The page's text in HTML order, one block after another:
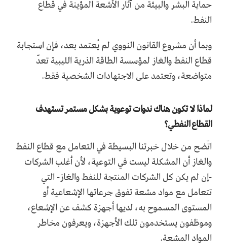
حماية البشر والبيئة من آثار الأشعة المؤينة في قطاع
النفط.
وبما أن مشروع القانون النووي لم يُعتمد بعد، فإن استجابة
قطاع النفط والغاز لمؤسسة الطاقة الذرية الليبية تعدّ
متواضعة، وتعتمد على الاجتهادات الشخصية فقط.
لماذا لا تكون هناك ندوات توعوية بشكل مستمر تستهدف
القطاع النفطي؟
اتّضح من خلال خبرتنا البسيطة في التعامل مع قطاع النفط
والغاز أن المشكلة ليست في التوعية، لأن أغلب الشركات
-إن لم يكن كل الشركات المنتجة للنفط والغاز- التي
تتعامل مع مواد مشعة تفوق جرعاتها الإشعاعية أو
المستوى المسموح به، لديها أجهزة كشف عن الإشعاع،
وموظفون يستخدمون تلك الأجهزة، ويعرفون مخاطر
المواد المشعة.